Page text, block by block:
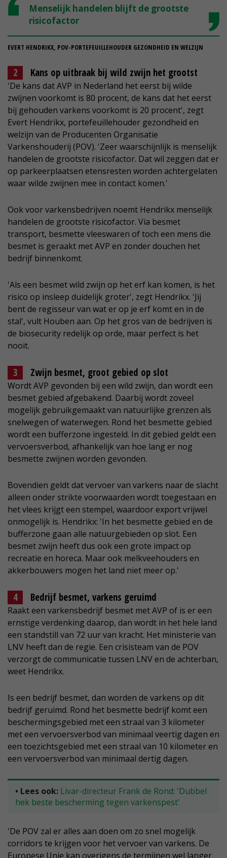
Menselijk handelen blijft de grootste
risicofactor
EVERT HENDRIKX, POV-PORTEFEUILLEHOUDER GEZONDHEID EN WELZIJN
Kans op uitbraak bij wild zwijn het grootst
'De kans dat AVP in Nederland het eerst bij wilde
zwijnen voorkomt is 80 procent, de kans dat het eerst
bij gehouden varkens voorkomt is 20 procent', zegt
Evert Hendrikx, portefeuillehouder gezondheid en
welzijn van de Producenten Organisatie
Varkenshouderij (POV). 'Zeer waarschijnlijk is menselijk
handelen de grootste risicofactor. Dat wil zeggen dat er
op parkeerplaatsen etensresten worden achtergelaten
waar wilde zwijnen mee in contact komen.'
Ook voor varkensbedrijven noemt Hendrikx menselijk
handelen de grootste risicofactor. Via besmet
transport, besmette vleeswaren of toch een mens die
besmet is geraakt met AVP en zonder douchen het
bedrijf binnenkomt.
'Als een besmet wild zwijn op het erf kan komen, is het
risico op insleep duidelijk groter', zegt Hendrikx. 'Jij
bent de regisseur van wat er op je erf komt en in de
stal', vult Houben aan. Op het gros van de bedrijven is
de biosecurity redelijk op orde, maar perfect is het
nooit.
Zwijn besmet, groot gebied op slot
Wordt AVP gevonden bij een wild zwijn, dan wordt een
besmet gebied afgebakend. Daarbij wordt zoveel
mogelijk gebruikgemaakt van natuurlijke grenzen als
snelwegen of waterwegen. Rond het besmette gebied
wordt een bufferzone ingesteld. In dit gebied geldt een
vervoersverbod, afhankelijk van hoe lang er nog
besmette zwijnen worden gevonden.
Bovendien geldt dat vervoer van varkens naar de slacht
alleen onder strikte voorwaarden wordt toegestaan en
het vlees krijgt een stempel, waardoor export vrijwel
onmogelijk is. Hendrikx: 'In het besmette gebied en de
bufferzone gaan alle natuurgebieden op slot. Een
besmet zwijn heeft dus ook een grote impact op
recreatie en horeca. Maar ook melkveehouders en
akkerbouwers mogen het land niet meer op.'
Bedrijf besmet, varkens geruimd
Raakt een varkensbedrijf besmet met AVP of is er een
ernstige verdenking daarop, dan wordt in het hele land
een standstill van 72 uur van kracht. Het ministerie van
LNV heeft dan de regie. Een crisisteam van de POV
verzorgt de communicatie tussen LNV en de achterban,
weet Hendrikx.
Is een bedrijf besmet, dan worden de varkens op dit
bedrijf geruimd. Rond het besmette bedrijf komt een
beschermingsgebied met een straal van 3 kilometer
met een vervoersverbod van minimaal veertig dagen en
een toezichtsgebied met een straal van 10 kilometer en
een vervoersverbod van minimaal dertig dagen.
• Lees ook: Livar-directeur Frank de Rond: 'Dubbel
hek beste bescherming tegen varkenspest'
'De POV zal er alles aan doen om zo snel mogelijk
corridors te krijgen voor het vervoer van varkens. De
Europese Unie kan overigens de termijnen wel langer